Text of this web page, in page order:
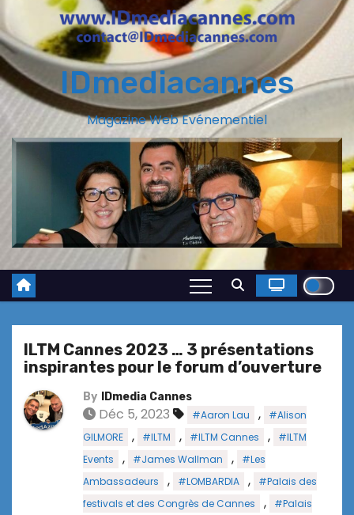
IDmediacannes
Magazine Web Evénementiel
ILTM Cannes 2023 … 3 présentations
inspirantes pour le forum d’ouverture
By IDmedia Cannes
Déc 5, 2023 #Aaron Lau ,
#Alison
GILMORE
, #ILTM , #ILTM Cannes ,
#ILTM
Events
, #James Wallman ,
#Les
Ambassadeurs
, #LOMBARDIA ,
#Palais des
festivals et des Congrès de Cannes
,
#Palais